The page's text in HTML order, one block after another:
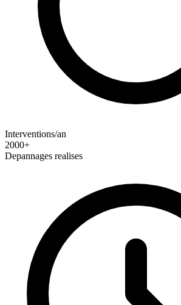
Interventions/an
2000+
Depannages realises